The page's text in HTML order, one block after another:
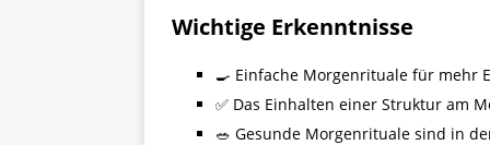
Wichtige Erkenntnisse
🍳 Einfache Morgenrituale für mehr
✅ Das Einhalten einer Struktur am
🥗 Gesunde Morgenrituale sind in